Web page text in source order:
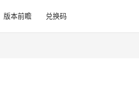
版本前瞻 兑换码